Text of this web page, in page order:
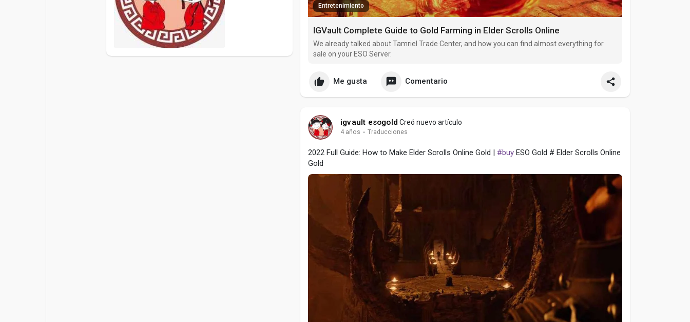
Entretenimiento
IGVault Complete Guide to Gold Farming in Elder Scrolls Online
We already talked about Tamriel Trade Center, and how you can find almost everything for
sale on your ESO Server.
Me gusta Comentario
igvault esogold Creó nuevo artículo
4 años · Traducciones
2022 Full Guide: How to Make Elder Scrolls Online Gold | #buy ESO Gold # Elder Scrolls Online
Gold